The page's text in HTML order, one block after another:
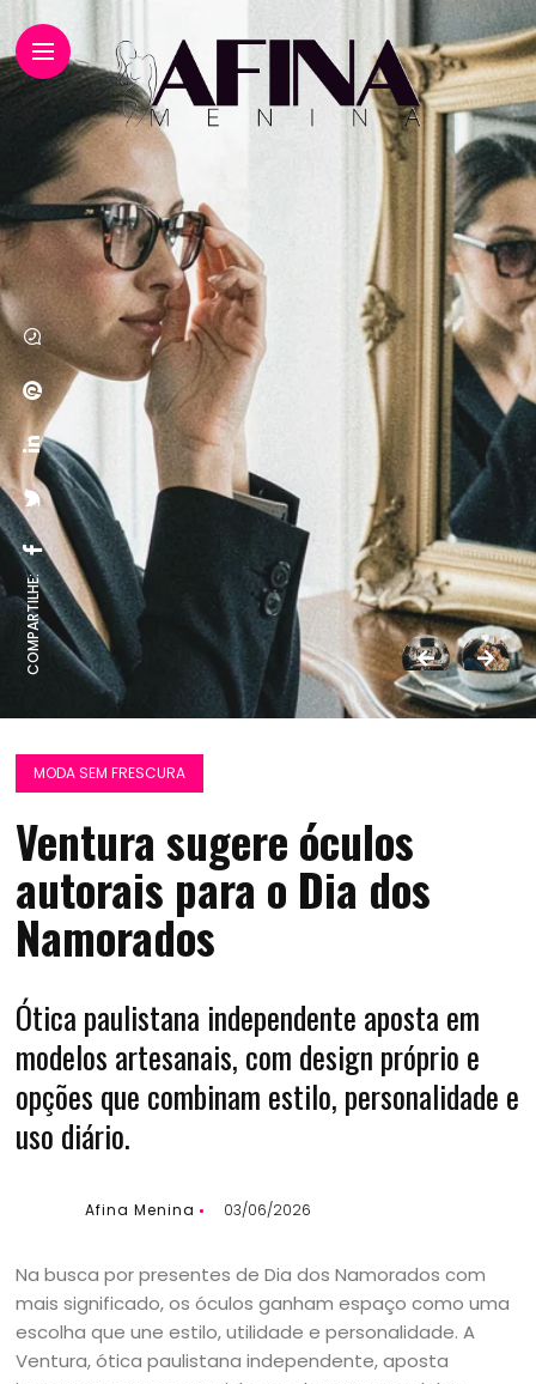
COMPARTILHE:
MODA SEM FRESCURA
Ventura sugere óculos
autorais para o Dia dos
Namorados
Ótica paulistana independente aposta em
modelos artesanais, com design próprio e
opções que combinam estilo, personalidade e
uso diário.
Afina Menina 03/06/2026
Na busca por presentes de Dia dos Namorados com
mais significado, os óculos ganham espaço como uma
escolha que une estilo, utilidade e personalidade. A
Ventura, ótica paulistana independente, aposta